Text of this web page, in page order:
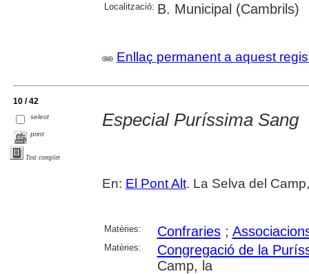
Localització: B. Municipal (Cambrils)
Enllaç permanent a aquest
10 / 42
select
print
Text complet
Especial Puríssima Sang
En: El Pont Alt. La Selva del
Matèries: Confraries;
Matèries:
Congregació de la
Camp, la